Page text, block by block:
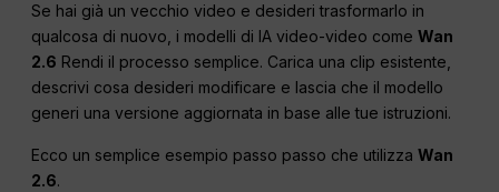
Se hai già un vecchio video e desideri trasformarlo in
qualcosa di nuovo, i modelli di IA video-video comeWan
2.6 Rendi il processo semplice. Carica una clip esistente,
descrivi cosa desideri modificare e lascia che il modello
generi una versione aggiornata in base alle tue istruzioni.
Ecco un semplice esempio passo passo che utilizzaWan
2.6.